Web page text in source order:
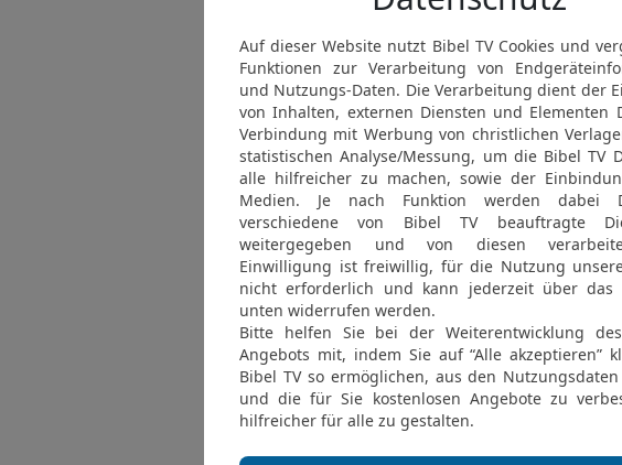
schlägt.
dir geben,
niemand
die Sidonier.
21
Und es
freute er sich
der David
Volk gegeben
22 Und Hiram
{die
deinen
erfüllen.
Meine
hinabbringen;